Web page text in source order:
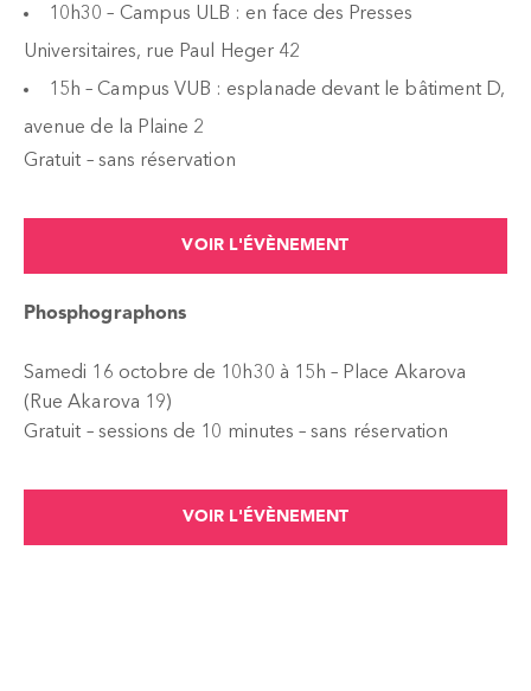
10h30 – Campus ULB : en face des Presses
Universitaires, rue Paul Heger 42
15h – Campus VUB : esplanade devant le bâtiment D,
avenue de la Plaine 2
Gratuit – sans réservation
VOIR L'ÉVÈNEMENT
Phosphographons
Samedi 16 octobre de 10h30 à 15h – Place Akarova
(Rue Akarova 19)
Gratuit – sessions de 10 minutes – sans réservation
VOIR L'ÉVÈNEMENT